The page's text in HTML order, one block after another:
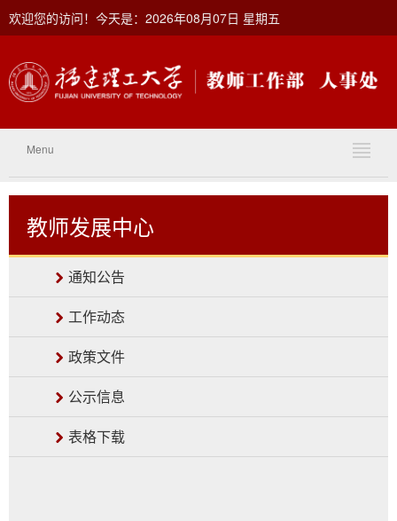
欢迎您的访问！今天是：2026年08月07日 星期五
Menu
教师发展中心
通知公告
工作动态
政策文件
公示信息
表格下载